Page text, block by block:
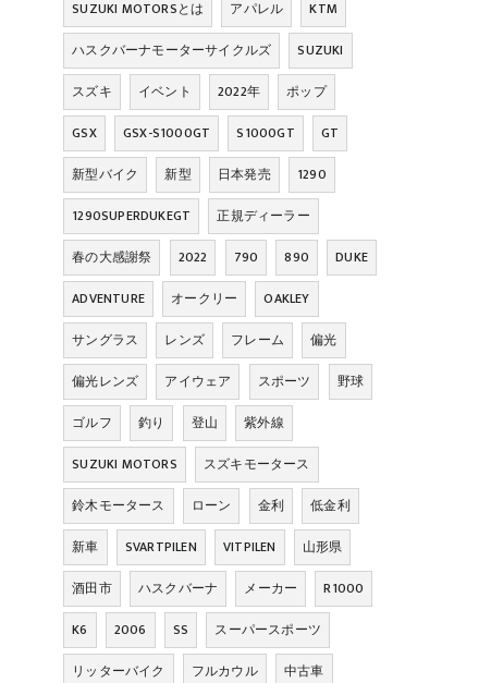
SUZUKI MOTORSとは
アパレル
KTM
ハスクバーナモーターサイクルズ
SUZUKI
スズキ
イベント 2022年
ポップ
GSX
GSX-S1000GT S1000GT
GT
新型バイク
新型 日本発売
1290
1290SUPERDUKEGT
正規ディーラー
春の大感謝祭
2022 790 890
DUKE
ADVENTURE
オークリー
OAKLEY
サングラス
レンズ フレーム
偏光
偏光レンズ
アイウェア スポーツ
野球
ゴルフ
釣り 登山
紫外線
SUZUKI MOTORS
スズキモータース
鈴木モータース
ローン 金利
低金利
新車
SVARTPILEN VITPILEN
山形県
酒田市
ハスクバーナ メーカー
R1000
K6
2006 SS
スーパースポーツ
リッターバイク
フルカウル
中古車